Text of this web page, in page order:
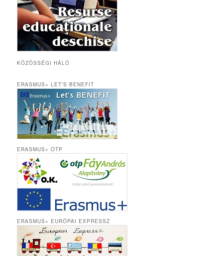
KÖZÖSSÉGI HÁLÓ
ERASMUS+ LET’S BENEFIT
ERASMUS+ OTP
ERASMUS+ EURÓPAI EXPRESSZ